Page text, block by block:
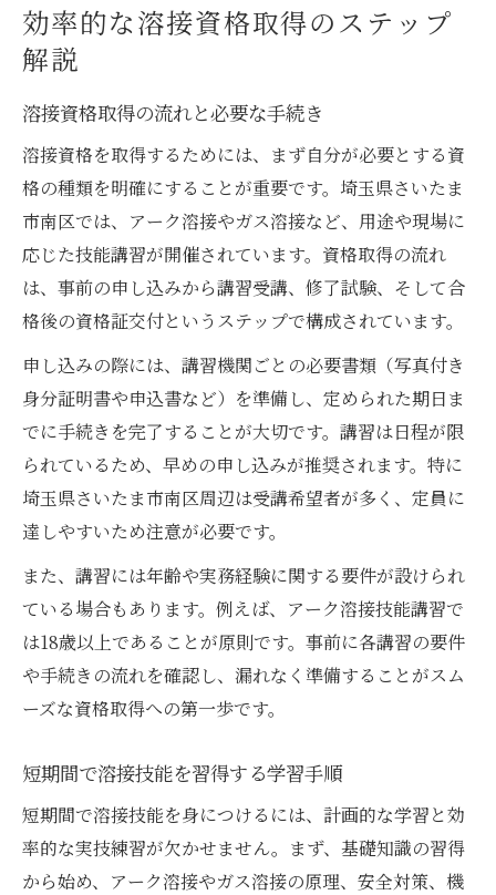
効率的な溶接資格取得のステップ
解説
溶接資格取得の流れと必要な手続き
溶接資格を取得するためには、まず自分が必要とする資
格の種類を明確にすることが重要です。埼玉県さいたま
市南区では、アーク溶接やガス溶接など、用途や現場に
応じた技能講習が開催されています。資格取得の流れ
は、事前の申し込みから講習受講、修了試験、そして合
格後の資格証交付というステップで構成されています。
申し込みの際には、講習機関ごとの必要書類（写真付き
身分証明書や申込書など）を準備し、定められた期日ま
でに手続きを完了することが大切です。講習は日程が限
られているため、早めの申し込みが推奨されます。特に
埼玉県さいたま市南区周辺は受講希望者が多く、定員に
達しやすいため注意が必要です。
また、講習には年齢や実務経験に関する要件が設けられ
ている場合もあります。例えば、アーク溶接技能講習で
は18歳以上であることが原則です。事前に各講習の要件
や手続きの流れを確認し、漏れなく準備することがスム
ーズな資格取得への第一歩です。
短期間で溶接技能を習得する学習手順
短期間で溶接技能を身につけるには、計画的な学習と効
率的な実技練習が欠かせません。まず、基礎知識の習得
から始め、アーク溶接やガス溶接の原理、安全対策、機